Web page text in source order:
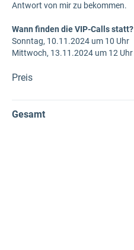
Antwort von mir zu bekommen.
Wann finden die VIP-Calls statt?
Sonntag, 10.11.2024 um 10 Uhr
Mittwoch, 13.11.2024 um 12 Uhr
Preis
Gesamt